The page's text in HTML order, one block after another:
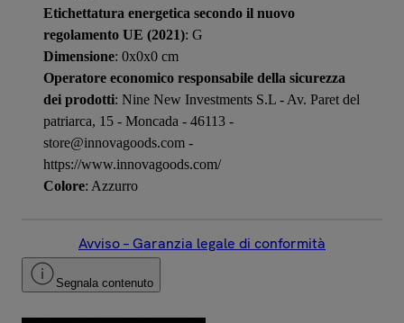
Etichettatura energetica secondo il nuovo
regolamento UE (2021): G
Dimensione: 0x0x0 cm
Operatore economico responsabile della sicurezza
dei prodotti: Nine New Investments S.L - Av. Paret del
patriarca, 15 - Moncada - 46113 -
store@innovagoods.com -
https://www.innovagoods.com/
Colore: Azzurro
Avviso – Garanzia legale di conformità
Segnala contenuto